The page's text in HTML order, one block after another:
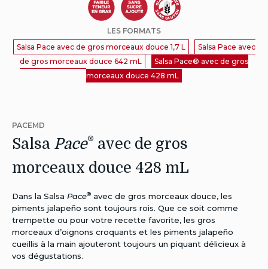
Autres
Régimes:
Faible
en
Autres
Régimes:
Pas
de
Autres
Régimes:
Sans
Gluten
LES FORMATS
Salsa Pace avec de gros morceaux douce 1,7 L
Salsa Pace avec
de gros morceaux douce 642 mL
Salsa Pace® avec de gros
morceaux douce 428 mL
PACEMD
Salsa Pace® avec de gros
morceaux douce 428 mL
Dans la Salsa Pace® avec de gros morceaux douce, les
piments jalapeño sont toujours rois. Que ce soit comme
trempette ou pour votre recette favorite, les gros
morceaux d’oignons croquants et les piments jalapeño
cueillis à la main ajouteront toujours un piquant délicieux à
vos dégustations.